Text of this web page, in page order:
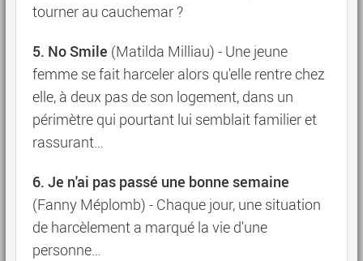
tourner au cauchemar ?
5. No Smile (Matilda Milliau) - Une jeune
femme se fait harceler alors qu'elle rentre chez
elle, à deux pas de son logement, dans un
périmètre qui pourtant lui semblait familier et
rassurant…
6. Je n'ai pas passé une bonne semaine
(Fanny Méplomb) - Chaque jour, une situation
de harcèlement a marqué la vie d'une
personne…